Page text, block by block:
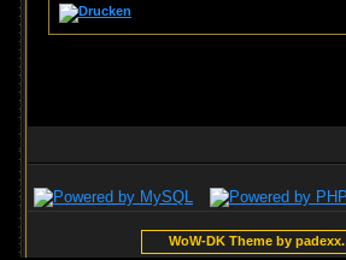
WoW-DK Theme by padexx.